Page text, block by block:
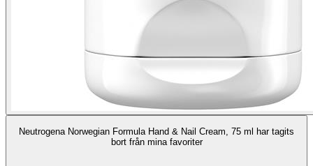
Neutrogena Norwegian Formula Hand & Nail Cream, 75 ml har tagits
bort från mina favoriter